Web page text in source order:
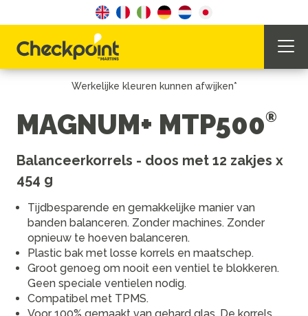
Werkelijke kleuren kunnen afwijken*
MAGNUM+ MTP500
Balanceerkorrels - doos met 12 zakjes x
454 g
Tijdbesparende en gemakkelijke manier van
banden balanceren. Zonder machines. Zonder
opnieuw te hoeven balanceren.
Plastic bak met losse korrels en maatschep.
Groot genoeg om nooit een ventiel te blokkeren.
Geen speciale ventielen nodig.
Compatibel met TPMS.